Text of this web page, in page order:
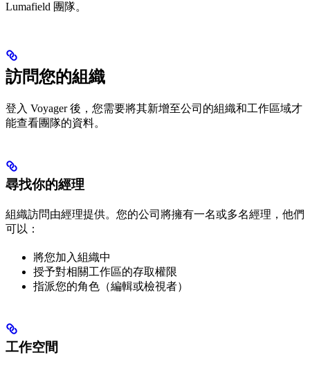
Lumafield 團隊。
訪問您的組織
登入 Voyager 後，您需要將其新增至公司的組織和工作區域才
能查看團隊的資料。
尋找你的經理
組織訪問由經理提供。您的公司將擁有一名或多名經理，他們
可以：
將您加入組織中
授予對相關工作區的存取權限
指派您的角色（編輯或檢視者）
工作空間